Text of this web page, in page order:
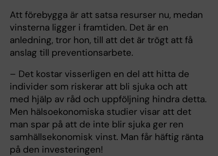
Att förebygga är att satsa resurser nu, medan
vinsterna ligger i framtiden. Det är en
anledning, tror hon, till att det är trögt att få
anslag till preventionsarbete.
– Det kostar visserligen en del att hitta de
individer som riskerar att bli sjuka och att
med hjälp av råd och uppföljning hindra detta.
Men hälsoekonomiska studier visar att det
man spar på att de inte blir sjuka ger ren
samhällsekonomisk vinst. Man får häftig ränta
på den investeringen!